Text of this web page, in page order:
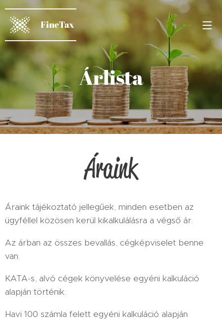
FineTax
Árlista
Áraink
Áraink tájékoztató jellegűek, minden esetben az
ügyféllel közösen kerül kikalkulálásra a végső ár.
Az árban az összes bevallás, cégképviselet benne
van.
KATA-s, alvó cégek könyvelése egyéni kalkuláció
alapján történik.
Havi 100 számla felett egyéni kalkuláció alapján